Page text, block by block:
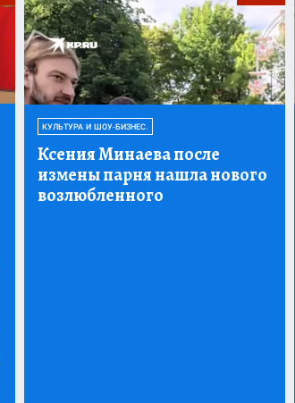
КУЛЬТУРА И ШОУ-БИЗНЕС.
Ксения Минаева после
измены парня нашла нового
возлюбленного